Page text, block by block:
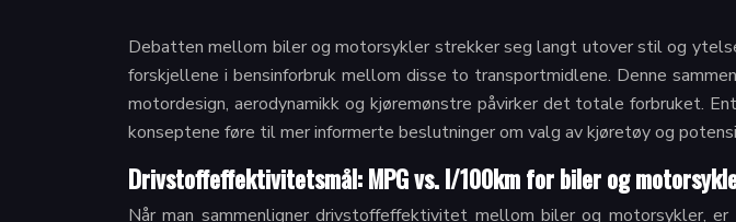
Debatten mellom biler og motorsykler strekker seg langt utover stil og
forskjellene i bensinforbruk mellom disse to transportmidlene. Denne
motordesign, aerodynamikk og kjøremønstre påvirker det totale forbruket.
konseptene føre til mer informerte beslutninger om valg av kjøretøy og
Drivstoffeffektivitetsmål: MPG vs. l/100km for biler og
Når man sammenligner drivstoffeffektivitet mellom biler og motorsykler,